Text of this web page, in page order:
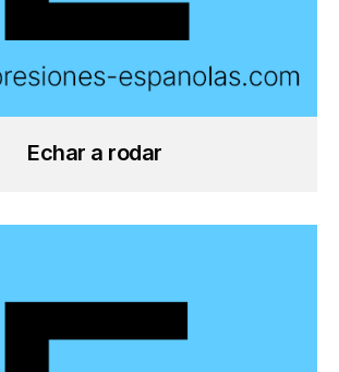
Echar a rodar